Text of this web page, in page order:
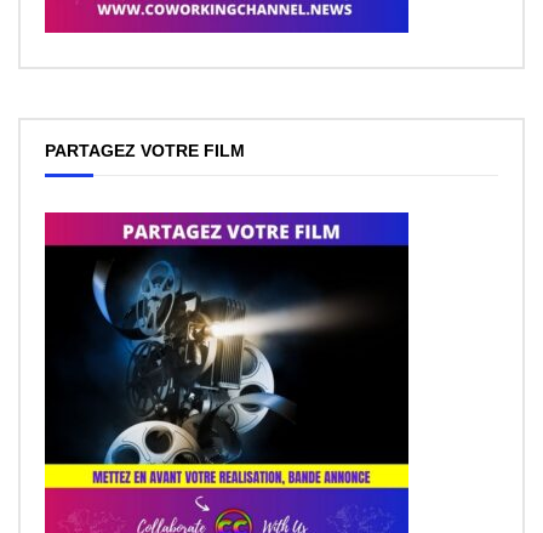
PARTAGEZ VOTRE FILM